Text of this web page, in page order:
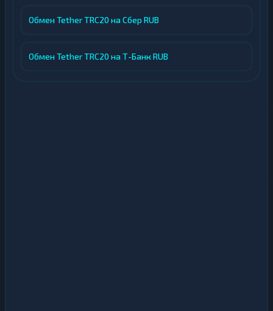
Обмен Tether TRC20 на Сбер RUB
Обмен Tether TRC20 на Т-Банк RUB